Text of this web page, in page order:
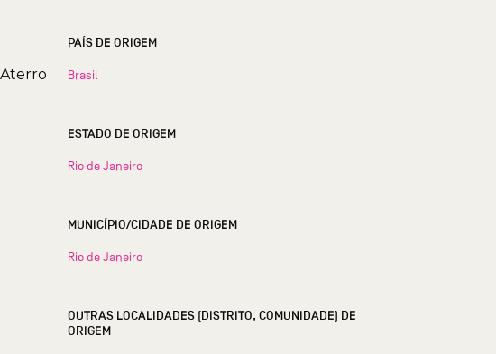
PAÍS DE ORIGEM
Brasil
ESTADO DE ORIGEM
Rio de Janeiro
MUNICÍPIO/CIDADE DE ORIGEM
Rio de Janeiro
OUTRAS LOCALIDADES (DISTRITO, COMUNIDADE) DE
ORIGEM